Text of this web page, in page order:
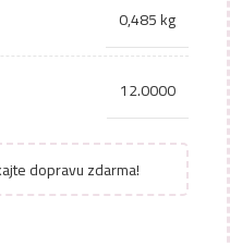
0,485 kg
12.0000
dopravu zdarma!